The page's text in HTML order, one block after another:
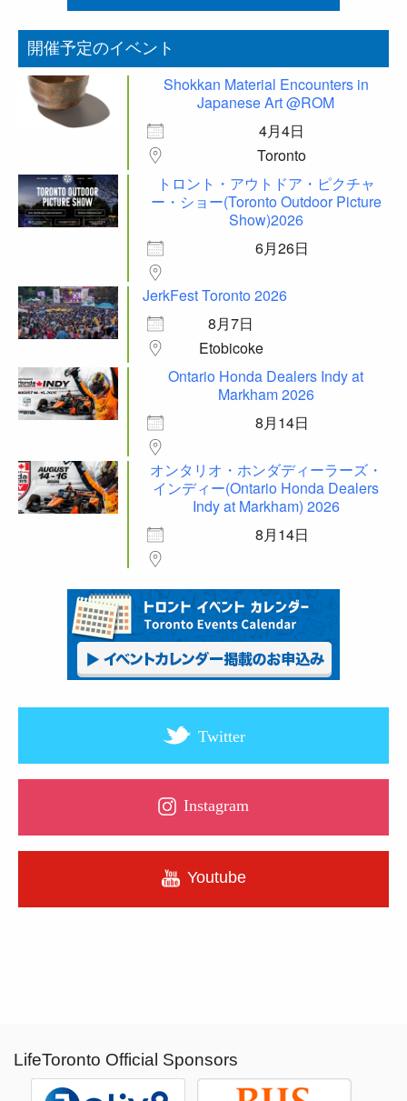
開催予定のイベント
Shokkan Material Encounters in
Japanese Art @ROM
4月4日
Toronto
トロント・アウトドア・ピクチャ
ー・ショー(Toronto Outdoor Picture
Show)2026
6月26日
JerkFest Toronto 2026
8月7日
Etobicoke
Ontario Honda Dealers Indy at
Markham 2026
8月14日
オンタリオ・ホンダディーラーズ・
インディー(Ontario Honda Dealers
Indy at Markham) 2026
8月14日
Twitter
Instagram
Youtube
LifeToronto Official Sponsors